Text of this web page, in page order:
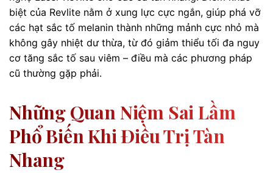
biệt của Revlite nằm ở xung lực cực ngắn, giúp phá vỡ
các hạt sắc tố melanin thành những mảnh cực nhỏ mà
không gây nhiệt dư thừa, từ đó giảm thiểu tối đa nguy
cơ tăng sắc tố sau viêm – điều mà các phương pháp
cũ thường gặp phải.
Những Quan Niệm Sai Lầm
Phổ Biến Khi Điều Trị Tàn
Nhang